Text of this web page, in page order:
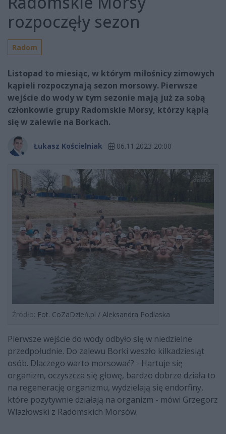
rozpoczęły sezon
Radom
Listopad to miesiąc, w którym miłośnicy zimowych
kąpieli rozpoczynają sezon morsowy. Pierwsze
wejście do wody w tym sezonie mają już za sobą
członkowie grupy Radomskie Morsy, którzy kąpią
się w zalewie na Borkach.
Łukasz Kościelniak 06.11.2023 20:00
Źródło: Fot. CoZaDzień.pl / Aleksandra Podlaska
Pierwsze wejście do wody odbyło się w niedzielne
przedpołudnie. Do zalewu Borki weszło kilkadziesiąt
osób. Dlaczego warto morsować? - Hartuje się
organizm, oczyszcza się głowę, bardzo dobrze działa to
na regenerację organizmu, wydzielają się endorfiny,
które pozytywnie działają na organizm - mówi Grzegorz
Wlazłowski z Radomskich Morsów.